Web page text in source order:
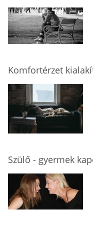
Komfortérzet
Szülő - gyermek